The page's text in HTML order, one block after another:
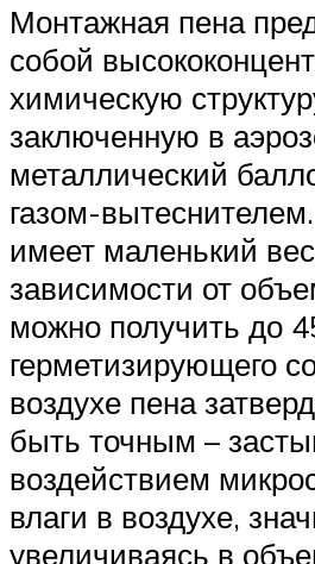
Монтажная пена
собой
химическую
заключенную в
металлический
газом-
имеет маленький
зависимости от
можно получить до
герметизирующего
воздухе пена
быть точным –
воздействием
влаги в воздухе,
увеличиваясь в